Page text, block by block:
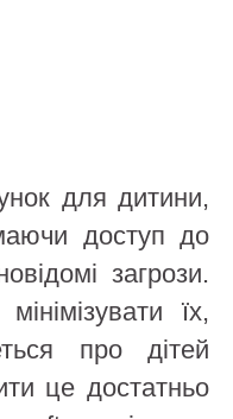
для дитини,
доступ до
загрози.
їх,
про дітей
це достатньо